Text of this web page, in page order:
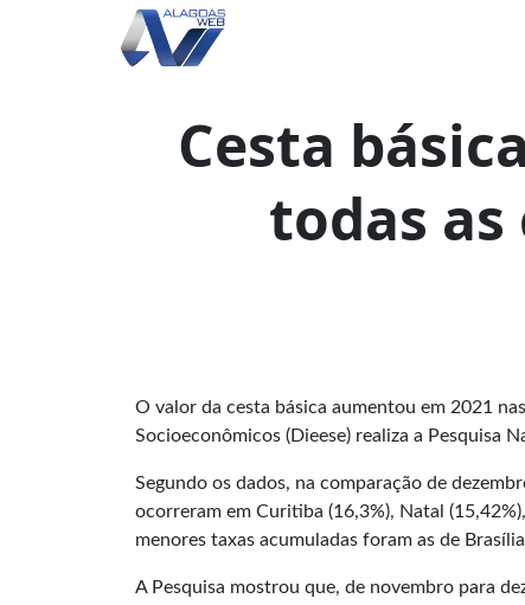
Cesta
todas as
O valor da cesta básica aumentou em 2021
Socioeconômicos (Dieese) realiza a Pesquisa
Segundo os dados, na comparação de
ocorreram em Curitiba (16,3%), Natal
menores taxas acumuladas foram as de
A Pesquisa mostrou que, de novembro para